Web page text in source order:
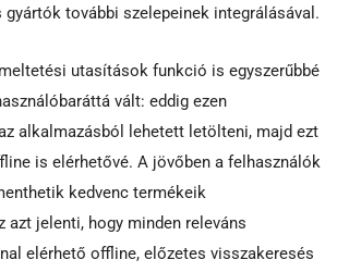
további szelepeinek integrálásával.
utasítások funkció is egyszerűbbé
vált: eddig ezen
alkalmazásból lehetett letölteni, majd ezt
is elérhetővé. A jövőben a felhasználók
kedvenc termékeik
azt jelenti, hogy minden releváns
elérhető offline, előzetes visszakeresés